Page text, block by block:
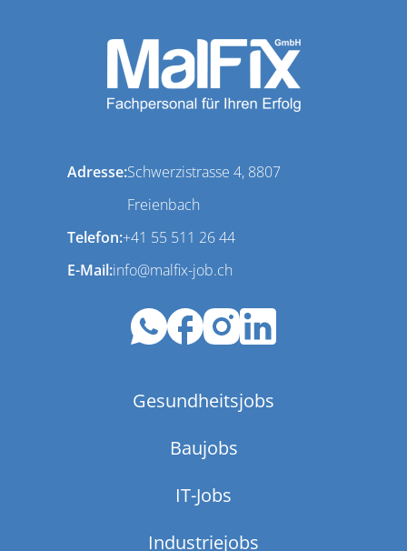
Adresse:Schwerzistrasse 4, 8807
Freienbach
Telefon:+41 55 511 26 44
E-Mail:info@malfix-job.ch
Gesundheitsjobs
Baujobs
IT-Jobs
Industriejobs